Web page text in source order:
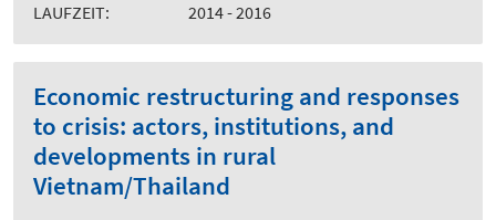
LAUFZEIT:
2014 - 2016
Economic restructuring and responses
to crisis: actors, institutions, and
developments in rural
Vietnam/Thailand